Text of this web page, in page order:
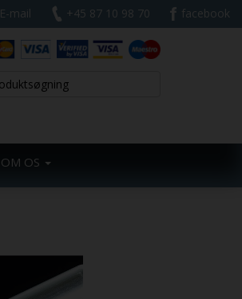
E-mail +45 87 10 98 70 facebook
OM OS